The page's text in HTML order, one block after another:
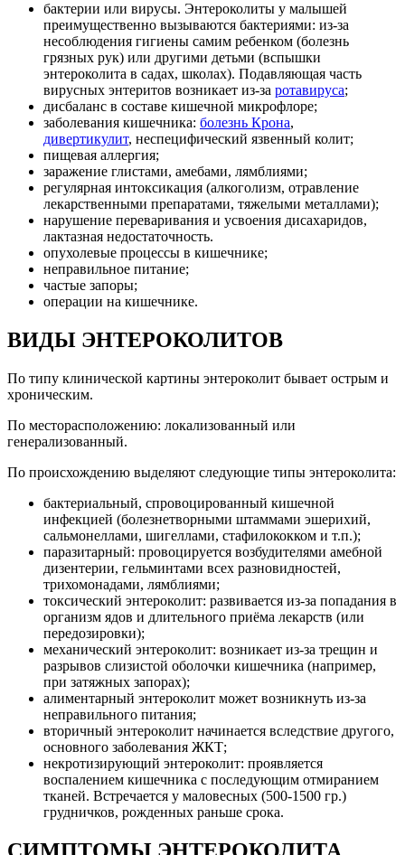
бактерии или вирусы. Энтероколиты у малышей
преимущественно вызываются бактериями: из-за
несоблюдения гигиены самим ребенком (болезнь
грязных рук) или другими детьми (вспышки
энтероколита в садах, школах). Подавляющая часть
вирусных энтеритов возникает из-за ротавируса;
дисбаланс в составе кишечной микрофлоре;
заболевания кишечника: болезнь Крона,
дивертикулит, неспецифический язвенный колит;
пищевая аллергия;
заражение глистами, амебами, лямблиями;
регулярная интоксикация (алкоголизм, отравление
лекарственными препаратами, тяжелыми металлами);
нарушение переваривания и усвоения дисахаридов,
лактазная недостаточность.
опухолевые процессы в кишечнике;
неправильное питание;
частые запоры;
операции на кишечнике.
ВИДЫ ЭНТЕРОКОЛИТОВ
По типу клинической картины энтероколит бывает острым и
хроническим.
По месторасположению: локализованный или
генерализованный.
По происхождению выделяют следующие типы энтероколита:
бактериальный, спровоцированный кишечной
инфекцией (болезнетворными штаммами эшерихий,
сальмонеллами, шигеллами, стафилококком и т.п.);
паразитарный: провоцируется возбудителями амебной
дизентерии, гельминтами всех разновидностей,
трихомонадами, лямблиями;
токсический энтероколит: развивается из-за попадания в
организм ядов и длительного приёма лекарств (или
передозировки);
механический энтероколит: возникает из-за трещин и
разрывов слизистой оболочки кишечника (например,
при затяжных запорах);
алиментарный энтероколит может возникнуть из-за
неправильного питания;
вторичный энтероколит начинается вследствие другого,
основного заболевания ЖКТ;
некротизирующий энтероколит: проявляется
воспалением кишечника с последующим отмиранием
тканей. Встречается у маловесных (500-1500 гр.)
грудничков, рожденных раньше срока.